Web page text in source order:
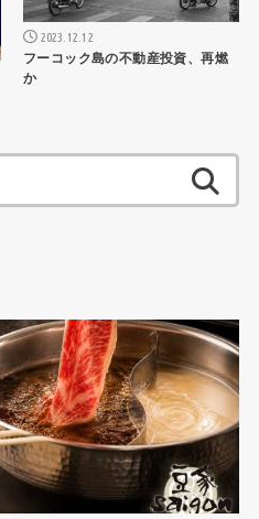
2023.12.12
フーコック島の不動産投資、再燃
か
索: